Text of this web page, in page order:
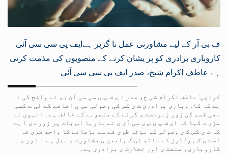
ف بی آر کے لیے مشاورتی عمل نا گزیر ہےایف پی سی سی آئی
کاروباری برادری کو پر یشان کرنے کے منصوبوں کی مذمت کرتی
ہے عاطف اکرام شیخ، صدر ایف پی سی سی آئی
کراچی: عاطف اکرام شی خ، صدر ا ی ف پ ی سی سی آئ ی، نے واضح کی ا
ہے کہ کاروباری برادری ٹ ی کس کی وصولی می ں اضافے کے لی ے کسی
بھی قسم کی زور زبردست ی کرنے کے منصوبے کے خالف ہے۔ انہوں نے
مزی د کہا کہ ای ف پ ی س ی سی آئ ی نے بارہا اس بات پر زور دی ا ہے
کہ ٹ ی کس ک ی وصولی کو مؤثر طری قے سے بڑھانے کا واحد طری قہ
اسٹ ی ک ہولڈرز کے ساتھ ای ک بامعن ی مشاورت ی عمل ہے – اور ی ہ
کاروباری، صنعت ی اور تجارت ی برادری ہے۔